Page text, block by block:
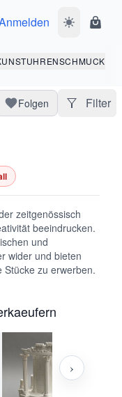
UHRENSCHMUCK
Folgen Filter
zeitgenössisch
beeindrucken.
und
wider und bieten
Stücke zu erwerben.
›